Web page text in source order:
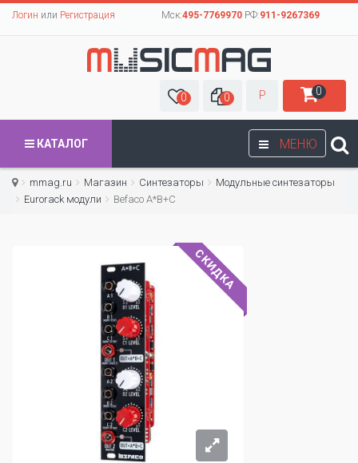
Логин или Регистрация Мск:495-7769970РФ:911-9267369
0 0 Р 0
МЕНЮ
КАТАЛОГ
mmag.ru Магазин Синтезаторы
Модульные синтезаторы
Eurorack модули
Befaco A*B+C
СКИДКА